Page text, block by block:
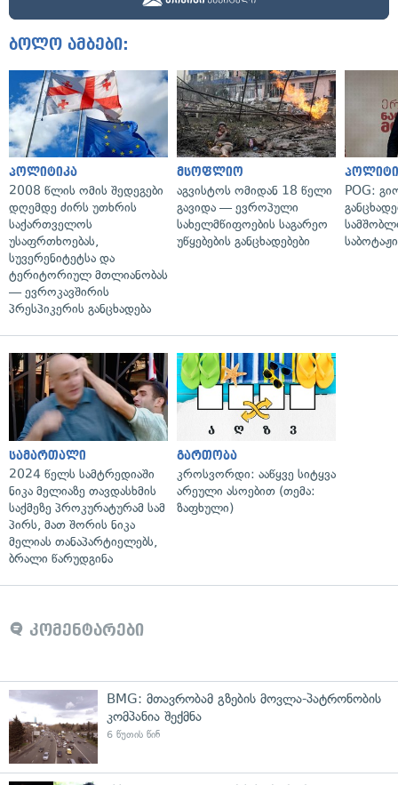
ბოლო ამბები:
პოლიტიკა
2008 წლის ომის შედეგები
დღემდე ძირს უთხრის
საქართველოს
უსაფრთხოებას,
სუვერენიტეტსა და
ტერიტორიულ მთლიანობას
— ევროკავშირის
პრესპიკერის განცხადება
მსოფლიო
აგვისტოს ომიდან 18 წელი
გავიდა — ევროპული
სახელმწიფოების საგარეო
უწყებების განცხადებები
POG:
სამართალი
2024 წელს სამტრედიაში
ნიკა მელიაზე თავდასხმის
საქმეზე პროკურატურამ სამ
პირს, მათ შორის ნიკა
მელიას თანაპარტიელებს,
ბრალი წარუდგინა
გართობა
კროსვორდი: ააწყვე სიტყვა
არეული ასოებით (თემა:
ზაფხული)
კომენტარები
BMG: მთავრობამ გზების მოვლა-პატრონობის
კომპანია შექმნა
6 წუთის წინ